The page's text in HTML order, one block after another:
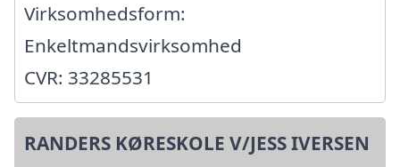
Virksomhedsform:
Enkeltmandsvirksomhed
CVR: 33285531
RANDERS KØRESKOLE V/JESS IVERSEN